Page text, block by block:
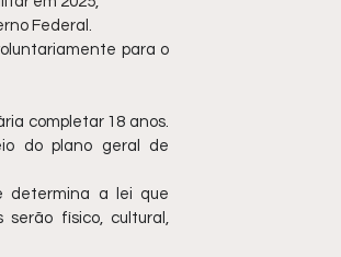
Federal.
para o
completar 18 anos.
do plano geral de
determina a lei que
serão físico, cultural,